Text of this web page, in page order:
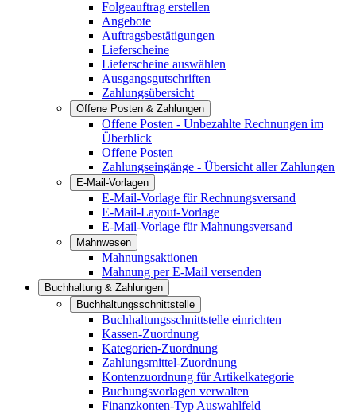
Folgeauftrag erstellen
Angebote
Auftragsbestätigungen
Lieferscheine
Lieferscheine auswählen
Ausgangsgutschriften
Zahlungsübersicht
Offene Posten & Zahlungen
Offene Posten - Unbezahlte Rechnungen im
Überblick
Offene Posten
Zahlungseingänge - Übersicht aller Zahlungen
E-Mail-Vorlagen
E-Mail-Vorlage für Rechnungsversand
E-Mail-Layout-Vorlage
E-Mail-Vorlage für Mahnungsversand
Mahnwesen
Mahnungsaktionen
Mahnung per E-Mail versenden
Buchhaltung & Zahlungen
Buchhaltungsschnittstelle
Buchhaltungsschnittstelle einrichten
Kassen-Zuordnung
Kategorien-Zuordnung
Zahlungsmittel-Zuordnung
Kontenzuordnung für Artikelkategorie
Buchungsvorlagen verwalten
Finanzkonten-Typ Auswahlfeld